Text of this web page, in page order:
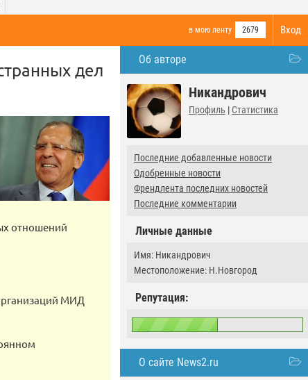
Вход
в мою ленту 2679
Об авторе
Никандрович
Профиль | Статистика
Последние добавленные новости
Одобренные новости
Френдлента последних новостей
Последние комментарии
Личные данные
Имя: Никандрович
Местоположение: Н.Новгород
Репутация:
О сайте News2.ru
дел
отношений
МИД